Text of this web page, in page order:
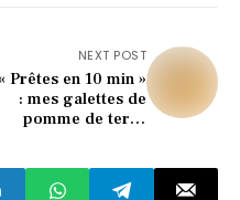
NEXT POST
Prêtes en 10 min »
: mes galettes de
pomme de terre
famille